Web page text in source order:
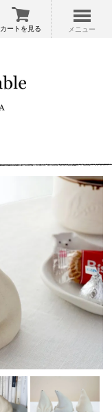
カートを見る メニュー